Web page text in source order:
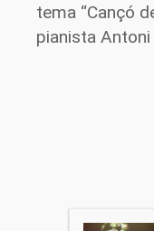
tema “Cançó
pianista Antoni